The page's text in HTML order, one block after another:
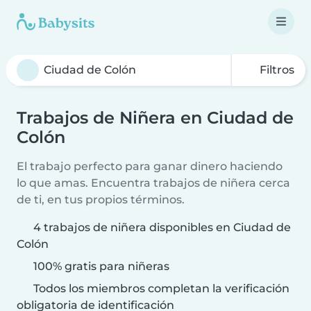
Filtros
Trabajos de Niñera en Ciudad de
Colón
El trabajo perfecto para ganar dinero haciendo
lo que amas. Encuentra trabajos de niñera cerca
de ti, en tus propios términos.
4 trabajos de niñera disponibles en Ciudad de
Colón
100% gratis para niñeras
Todos los miembros completan la verificación
obligatoria de identificación